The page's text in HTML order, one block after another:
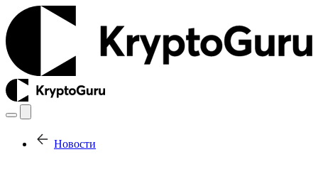
Новости